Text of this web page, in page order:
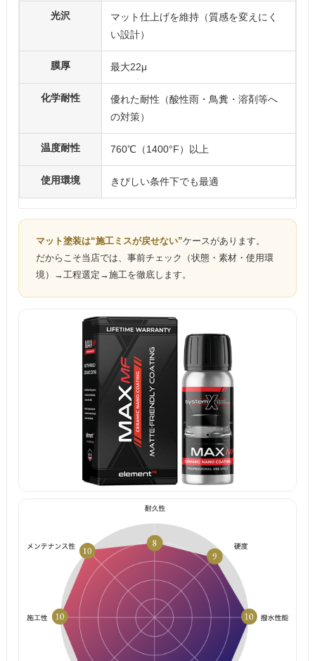
光沢
マット仕上げを維持（質感を変えにく
い設計）
膜厚 最大22μ
化学耐性
優れた耐性（酸性雨・鳥糞・溶剤等へ
の対策）
温度耐性 760℃（1400°F）以上
使用環境 きびしい条件下でも最適
マット塗装は“施工ミスが戻せない”ケースがあります。
だからこそ当店では、事前チェック（状態・素材・使用環
境）→工程選定→施工を徹底します。